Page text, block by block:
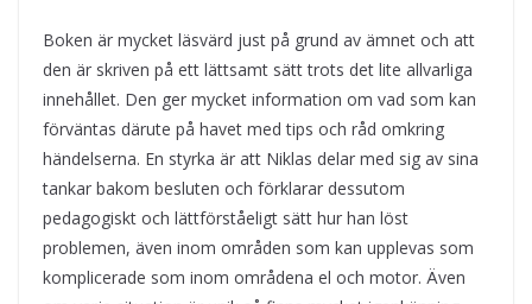
Boken är mycket läsvärd just på grund av ämnet och att
den är skriven på ett lättsamt sätt trots det lite allvarliga
innehållet. Den ger mycket information om vad som kan
förväntas därute på havet med tips och råd omkring
händelserna. En styrka är att Niklas delar med sig av sina
tankar bakom besluten och förklarar dessutom
pedagogiskt och lättförståeligt sätt hur han löst
problemen, även inom områden som kan upplevas som
komplicerade som inom områdena el och motor. Även